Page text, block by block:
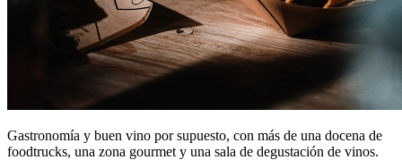
Gastronomía y buen vino por supuesto, con más de una docena de
foodtrucks, una zona gourmet y una sala de degustación de vinos.